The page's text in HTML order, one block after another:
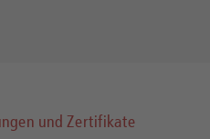
und Zertifikate